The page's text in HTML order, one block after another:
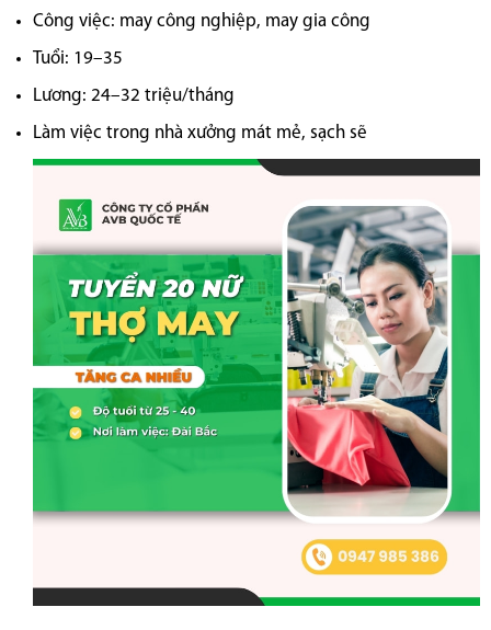
Công việc: may công nghiệp, may gia công
Tuổi: 19–35
Lương: 24–32 triệu/tháng
Làm việc trong nhà xưởng mát mẻ, sạch sẽ